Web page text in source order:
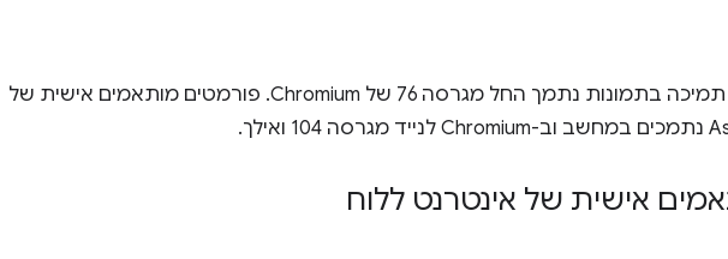
Async Clipboard API עצמו עם תמיכה בתמונות נתמך החל מגרסה 76 של Chromium. פורמטים מותאמים אישית של
אישית של אינטרנט ללוח